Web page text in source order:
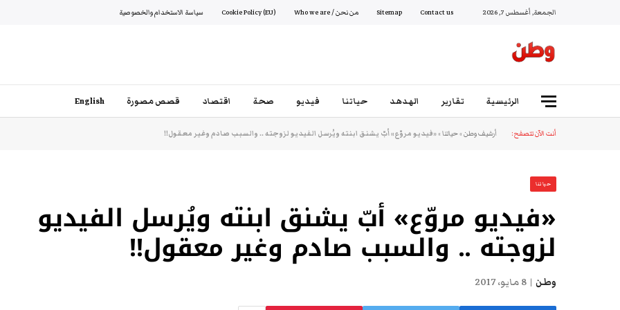
الجمعة, أغسطس 7, 2026 Contact us
Sitemap من نحن / Who we are Cookie Policy (EU) سياسة الاستخدام والخصوصية
الرئيسية تقارير الهدهد حياتنا فيديو صحة اقتصاد قصص مصورة English
أنت الآن تتصفح: أرشيف وطن»حياتنا»«فيديو مروّع» أبّ يشنق ابنته ويُرسل الفيديو لزوجته .. والسبب صادم وغير معقول!!
حياتنا
«فيديو مروّع» أبّ يشنق ابنته ويُرسل الفيديو
لزوجته .. والسبب صادم وغير معقول!!
وطن 8 مايو، 2017